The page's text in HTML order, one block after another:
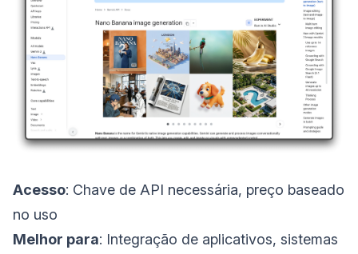
Acesso: Chave de API necessária, preço baseado
no uso
Melhor para: Integração de aplicativos, sistemas